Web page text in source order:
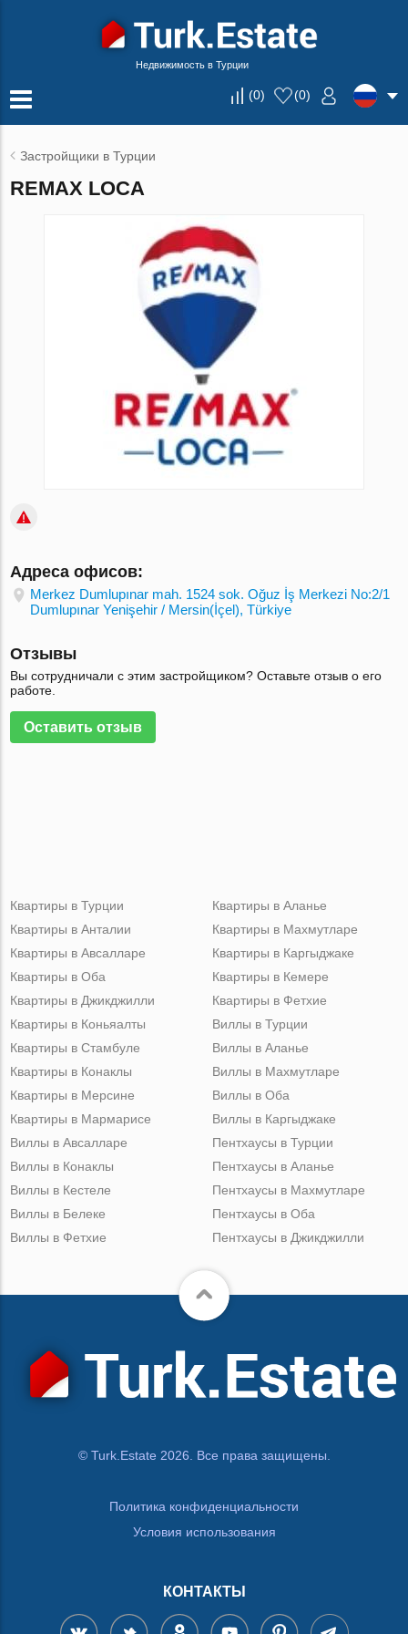
Недвижимость в Турции
(0) (0)
Застройщики в Турции
REMAX LOCA
Адреса офисов:
Merkez Dumlupınar mah. 1524 sok. Oğuz İş Merkezi No:2/1
Dumlupınar Yenişehir / Mersin(İçel), Türkiye
Отзывы
Вы сотрудничали с этим застройщиком? Оставьте отзыв о его
работе.
Оставить отзыв
Квартиры в Турции
Квартиры в Анталии
Квартиры в Авсалларе
Квартиры в Оба
Квартиры в Джикджилли
Квартиры в Аланье
Квартиры в Махмутларе
Квартиры в Каргыджаке
Квартиры в Кемере
Квартиры в Фетхие
Квартиры в Коньяалты
Квартиры в Стамбуле
Квартиры в Конаклы
Квартиры в Мерсине
Квартиры в Мармарисе
Виллы в Турции
Виллы в Аланье
Виллы в Махмутларе
Виллы в Оба
Виллы в Каргыджаке
Виллы в Авсалларе
Виллы в Конаклы
Виллы в Кестеле
Виллы в Белеке
Виллы в Фетхие
Пентхаусы в Турции
Пентхаусы в Аланье
Пентхаусы в Махмутларе
Пентхаусы в Оба
Пентхаусы в Джикджилли
© Turk.Estate 2026. Все права защищены.
Политика конфиденциальности
Условия использования
КОНТАКТЫ